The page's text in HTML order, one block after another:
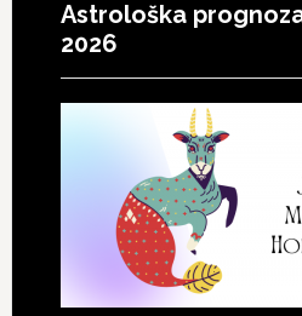
Astrološka
2026